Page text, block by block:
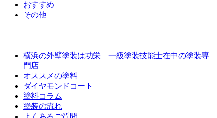
おすすめ
その他
横浜の外壁塗装は功栄 一級塗装技能士在中の塗装専
門店
オススメの塗料
ダイヤモンドコート
塗料コラム
塗装の流れ